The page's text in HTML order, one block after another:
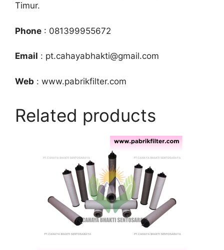
Timur.
Phone : 081399955672
Email : pt.cahayabhakti@gmail.com
Web : www.pabrikfilter.com
Related products